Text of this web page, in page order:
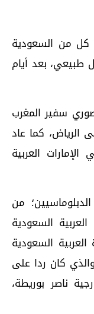
من السعودية
طبيعي، بعد أيام
سفير المغرب
الرياض، كما عاد
العربية
من
السعودية
السعودية
كان ردا على
ناصر بوريطة،